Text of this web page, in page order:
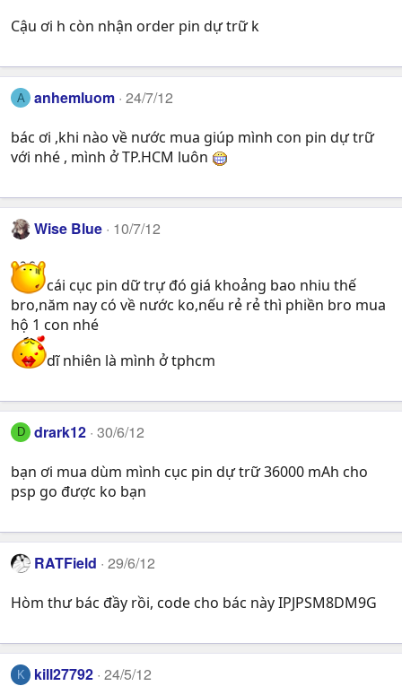
Cậu ơi h còn nhận order pin dự trữ k
A anhemluom 24/7/12
bác ơi ,khi nào về nước mua giúp mình con pin dự trữ
với nhé , mình ở TP.HCM luôn
Wise Blue 10/7/12
cái cục pin dữ trự đó giá khoảng bao nhiu thế
bro,năm nay có về nước ko,nếu rẻ rẻ thì phiền bro mua
hộ 1 con nhé
dĩ nhiên là mình ở tphcm
D drark12 30/6/12
bạn ơi mua dùm mình cục pin dự trữ 36000 mAh cho
psp go được ko bạn
RATField 29/6/12
Hòm thư bác đầy rồi, code cho bác này IPJPSM8DM9G
K kill27792 24/5/12